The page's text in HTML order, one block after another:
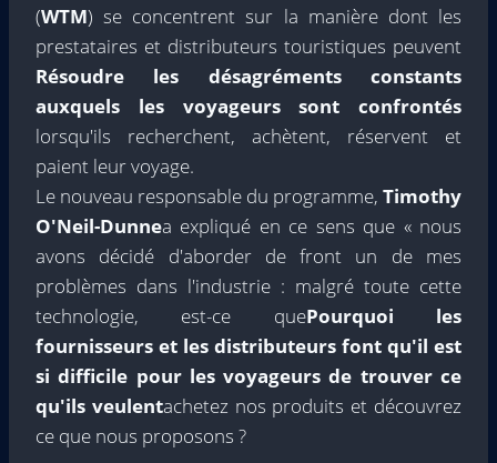
(WTM) se concentrent sur la manière dont les
prestataires et distributeurs touristiques peuvent
Résoudre les désagréments constants
auxquels les voyageurs sont confrontés
lorsqu'ils recherchent, achètent, réservent et
paient leur voyage.
Le nouveau responsable du programme, Timothy
O'Neil-Dunnea expliqué en ce sens que « nous
avons décidé d'aborder de front un de mes
problèmes dans l'industrie : malgré toute cette
technologie, est-ce quePourquoi les
fournisseurs et les distributeurs font qu'il est
si difficile pour les voyageurs de trouver ce
qu'ils veulentachetez nos produits et découvrez
ce que nous proposons ?